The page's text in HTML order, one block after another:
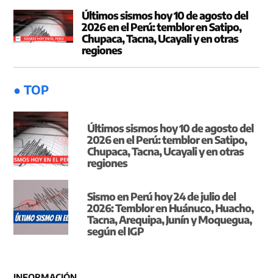
Últimos sismos hoy 10 de agosto del
2026 en el Perú: temblor en Satipo,
Chupaca, Tacna, Ucayali y en otras
regiones
● TOP
Últimos sismos hoy 10 de agosto del
2026 en el Perú: temblor en Satipo,
Chupaca, Tacna, Ucayali y en otras
regiones
Sismo en Perú hoy 24 de julio del
2026: Temblor en Huánuco, Huacho,
Tacna, Arequipa, Junín y Moquegua,
según el IGP